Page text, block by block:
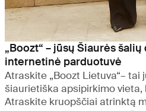
„Boozt“ – jūsų Šiaurės
internetinė parduotuvė
Atraskite „Boozt Lietuva“– tai
šiaurietiška apsipirkimo vieta,
Atraskite kruopščiai atrinktą